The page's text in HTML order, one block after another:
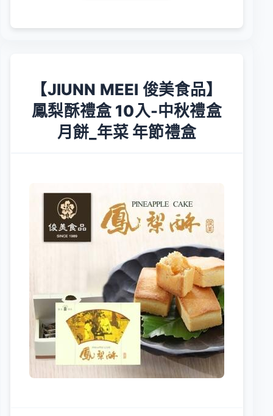
【JIUNN MEEI 俊美食品】
鳳梨酥禮盒 10入-中秋禮盒
月餅_年菜 年節禮盒